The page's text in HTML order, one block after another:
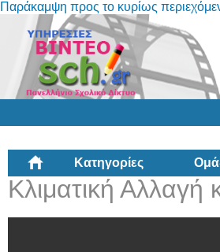
Παράκαμψη προς το κυρίως
Κατηγορίες
Κλιματική Αλλαγή